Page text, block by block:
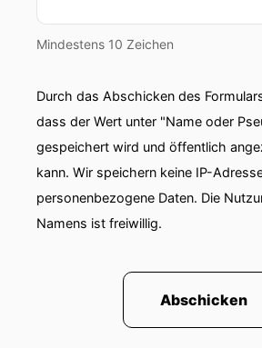
Mindestens 10 Zeichen
Durch das Abschicken des
dass der Wert unter "Name oder
gespeichert wird und öffentlich
kann. Wir speichern keine IP-
personenbezogene Daten. Die
Namens ist freiwillig.
Abschicken